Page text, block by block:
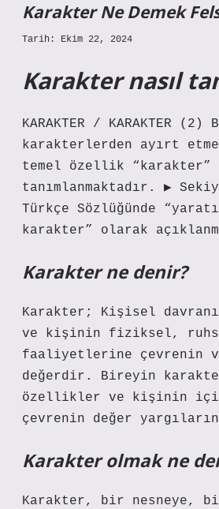
Karakter Ne Demek
Tarih: Ekim 22, 2024
Karakter nasıl
KARAKTER / KARAKTER (2)
karakterlerden ayırt
temel özellik “karakter”
tanımlanmaktadır. ▶
Türkçe Sözlüğünde
karakter” olarak
Karakter ne denir?
Karakter; Kişisel
ve kişinin fiziksel,
faaliyetlerine çevrenin
değerdir. Bireyin
özellikler ve kişinin
çevrenin değer
Karakter olmak ne
Karakter, bir nesneye,